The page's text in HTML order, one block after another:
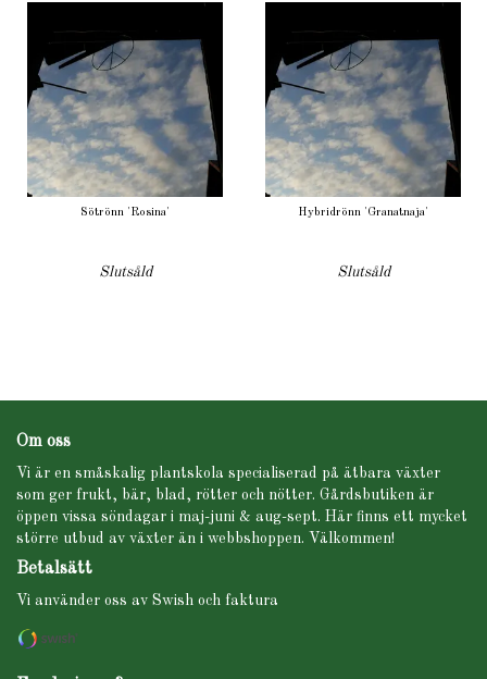
Sötrönn 'Rosina'
Slutsåld
Hybridrönn 'Granatnaja'
Slutsåld
Om oss
Vi är en småskalig plantskola specialiserad på ätbara växter
som ger frukt, bär, blad, rötter och nötter. Gårdsbutiken är
öppen vissa söndagar i maj-juni & aug-sept. Här finns ett mycket
större utbud av växter än i webbshoppen. Välkommen!
Betalsätt
Vi använder oss av Swish och faktura